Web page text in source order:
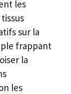
les
sur la
frappant
la
les